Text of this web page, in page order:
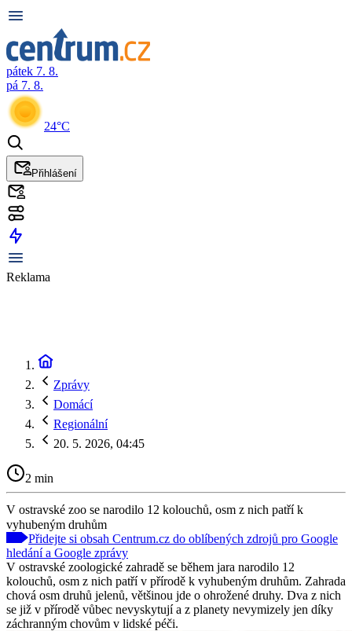
pátek 7. 8.
pá 7. 8.
24°C
Přihlášení
Reklama
Zprávy
Domácí
Regionální
20. 5. 2026, 04:45
2 min
V ostravské zoo se narodilo 12 kolouchů, osm z nich patří k
vyhubeným druhům
Přidejte si obsah Centrum.cz do oblíbených zdrojů pro Google
hledání a Google zprávy
V ostravské zoologické zahradě se během jara narodilo 12
kolouchů, osm z nich patří v přírodě k vyhubeným druhům. Zahrada
chová osm druhů jelenů, většinou jde o ohrožené druhy. Dva z nich
se již v přírodě vůbec nevyskytují a z planety nevymizely jen díky
záchranným chovům v lidské péči.